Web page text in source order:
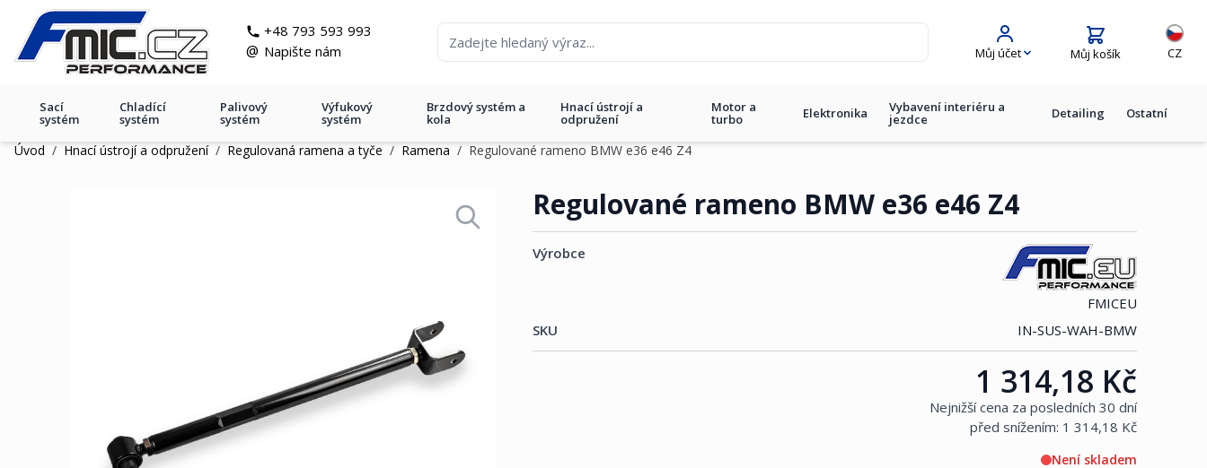
Přejít na obsah
+48 793 593 993
@ Napište nám Můj účet Můj košík
Jazyk
CZ
Sací
systém
Chladící
systém
Palivový
systém
Výfukový
systém
Brzdový systém a
kola
Hnací ústrojí a
odpružení
Motor a
turbo Elektronika Vybavení interiéru a
jezdce Detailing Ostatní
Úvod / Hnací ústrojí a odpružení / Regulovaná ramena a tyče / Ramena / Regulované rameno BMW e36 e46 Z4
Regulované rameno BMW e36 e46 Z4 Regulované rameno BMW e36 e46 Z4
Výrobce
FMICEU
SKU
IN-SUS-WAH-BMW
Cena:
1 314,18 Kč
Nejnižší cena za posledních 30 dní
před snížením: 1 314,18 Kč
Není skladem